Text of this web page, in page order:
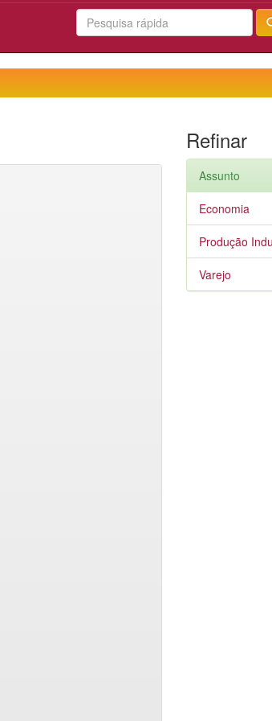
Refinar
Assunto
Economia
Produção
Varejo